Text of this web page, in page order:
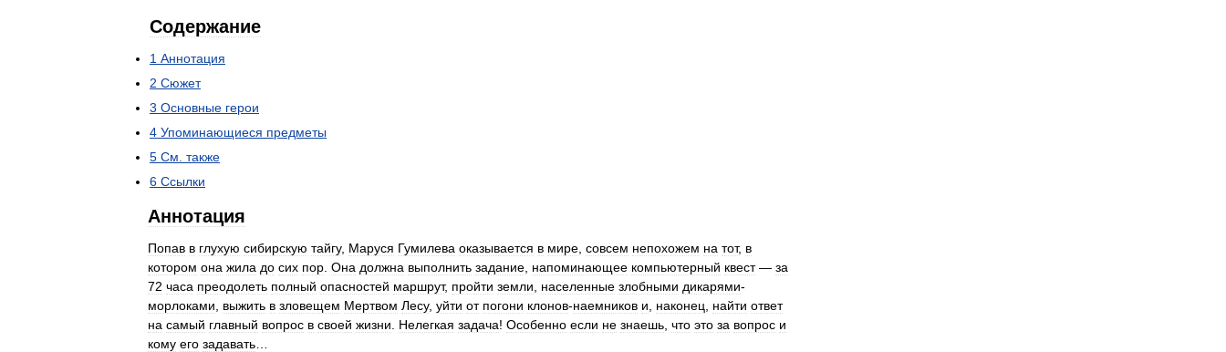
Содержание
1 Аннотация
2 Сюжет
3 Основные герои
4 Упоминающиеся предметы
5 См также
6 Ссылки
Аннотация
Попав в глухую сибирскую тайгу, Маруся Гумилева оказывается в мире совсем непохожем на тот, в
котором она жила до сих пор Она должна выполнить задание напоминающее компьютерный квест— за
72 часа преодолеть полный опасностей маршрут, пройти земли населенные злобными дикарями-
морлоками
выжить в зловещем Мертвом Лесу, уйти от погони клонов-наемников и наконец найти ответ
на самый главный вопрос в своей жизни Нелегкая задача! Особенно если не знаешь что это за вопрос и
кому его задавать